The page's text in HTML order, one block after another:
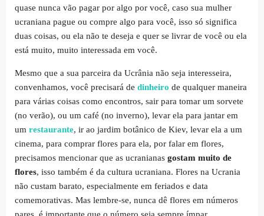
quase nunca vão pagar por algo por você, caso sua mulher
ucraniana pague ou compre algo para você, isso só significa
duas coisas, ou ela não te deseja e quer se livrar de você ou ela
está muito, muito interessada em você.
Mesmo que a sua parceira da Ucrânia não seja interesseira,
convenhamos, você precisará de dinheiro de qualquer maneira
para várias coisas como encontros, sair para tomar um sorvete
(no verão), ou um café (no inverno), levar ela para jantar em
um restaurante, ir ao jardim botânico de Kiev, levar ela a um
cinema, para comprar flores para ela, por falar em flores,
precisamos mencionar que as ucranianas gostam muito de
flores, isso também é da cultura ucraniana. Flores na Ucrania
não custam barato, especialmente em feriados e data
comemorativas. Mas lembre-se, nunca dê flores em números